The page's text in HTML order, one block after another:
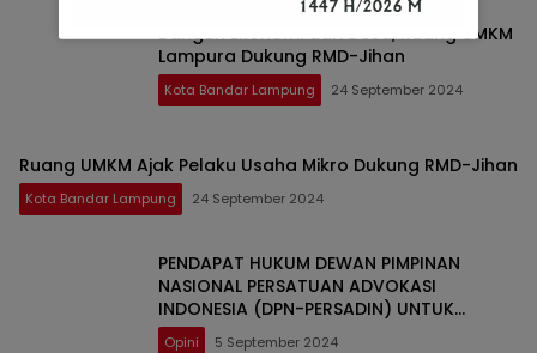
Bangun Ekonomi dari Desa, Ruang UMKM
Lampura Dukung RMD-Jihan
Kota Bandar Lampung 24 September 2024
Ruang UMKM Ajak Pelaku Usaha Mikro Dukung RMD-Jihan
Kota Bandar Lampung 24 September 2024
PENDAPAT HUKUM DEWAN PIMPINAN
NASIONAL PERSATUAN ADVOKASI
INDONESIA (DPN-PERSADIN) UNTUK
DEMOKRASI INDONESIA
Opini 5 September 2024